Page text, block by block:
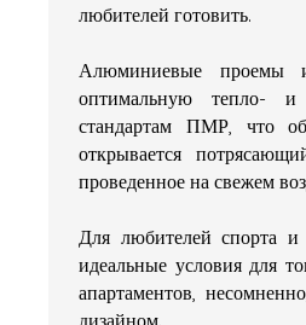
любителей готовить.
Алюминиевые проемы
оптимальную тепло- и
стандартам ПМР, что
открывается
проведенное на свежем
Для любителей спорта
идеальные условия для
апартаментов,
дизайном.